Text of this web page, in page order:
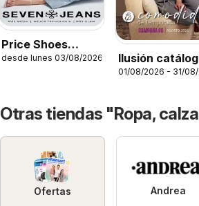
Price Shoes
catálogo Seven
desde lunes 03/08/2026
Ilusión
Otoño
01/08/2026 - 31/
Otras tiendas "Ropa,
Ofertas Andrea